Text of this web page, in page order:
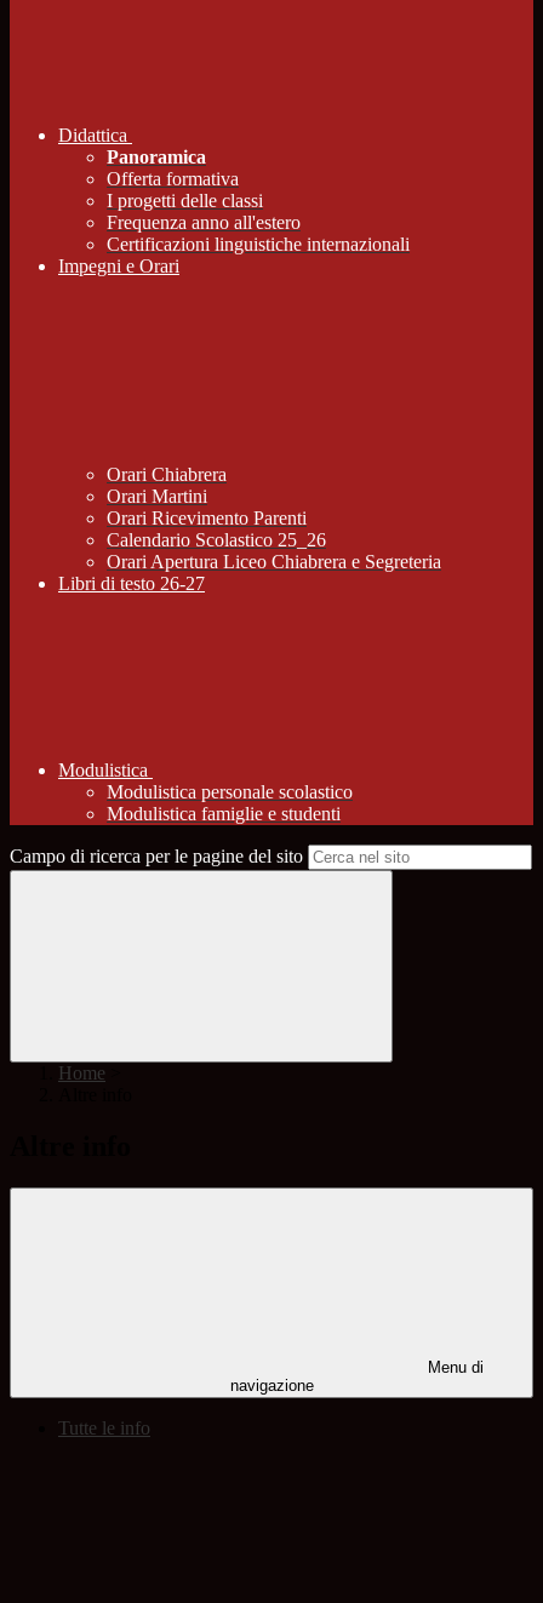
Didattica
Panoramica
Offerta formativa
I progetti delle classi
Frequenza anno all'estero
Certificazioni linguistiche internazionali
Impegni e Orari
Orari Chiabrera
Orari Martini
Orari Ricevimento Parenti
Calendario Scolastico 25_26
Orari Apertura Liceo Chiabrera e Segreteria
Libri di testo 26-27
Modulistica
Modulistica personale scolastico
Modulistica famiglie e studenti
Campo di ricerca per le pagine del sito
Home
Menu di
navigazione
Tutte le info